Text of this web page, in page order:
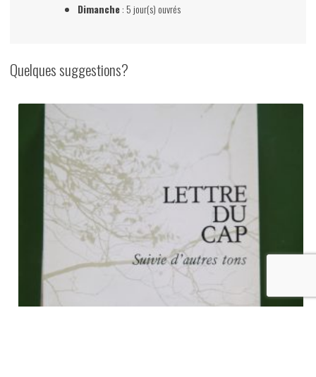
Dimanche: 5 jour(s) ouvrés
Quelques suggestions?